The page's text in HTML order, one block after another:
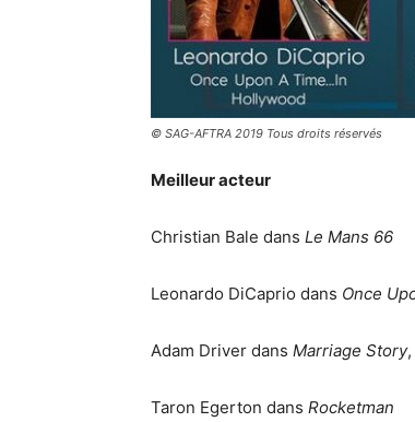
© SAG-AFTRA 2019 Tous droits réservés
Meilleur acteur
Christian Bale dans Le Mans 66
Leonardo DiCaprio dans Once
Adam Driver dans Marriage Story
Taron Egerton dans Rocketman